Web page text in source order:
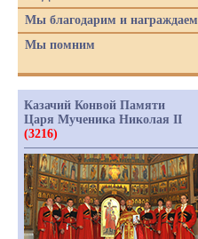
Мы благодарим и награждаем
Мы помним
Казачий Конвой Памяти
Царя Мученика Николая II
(3216)